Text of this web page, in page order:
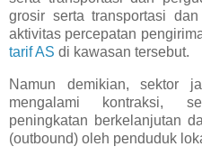
grosir serta transportasi
aktivitas percepatan
tarif AS di kawasan tersebut.
Namun demikian, sektor
mengalami kontraksi,
peningkatan berkelanjutan
(outbound) oleh penduduk